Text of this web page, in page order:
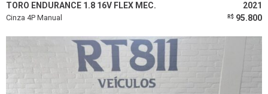
TORO ENDURANCE 1.8 16V FLEX MEC. 2021
Cinza 4P Manual R$ 95.800